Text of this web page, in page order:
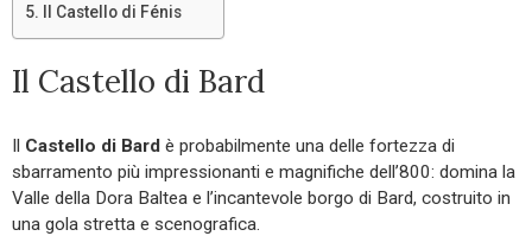
Il Castello di Fénis
Il Castello di Bard
Il Castello di Bard è probabilmente una delle fortezza di
sbarramento più impressionanti e magnifiche dell’800: domina la
Valle della Dora Baltea e l’incantevole borgo di Bard, costruito in
una gola stretta e scenografica.